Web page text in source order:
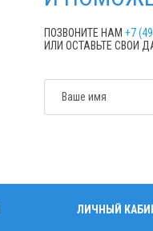
ПОЗВОНИТЕ НАМ +7
ИЛИ ОСТАВЬТЕ СВОИ
Ваше имя
ЛИЧНЫЙ